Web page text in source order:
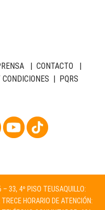
| CONTACTO
PQRS
– 33, 4º PISO TEUSAQUILLO:
HORARIO DE ATENCIÓN: